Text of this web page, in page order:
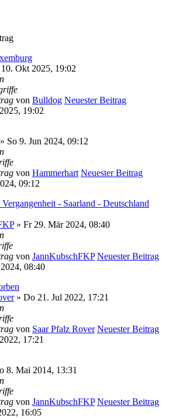
Okt 2025, 19:02
von Bulldog Neuester Beitrag
19:02
» So 9. Jun 2024, 09:12
von Hammerhart Neuester Beitrag
09:12
- Saarland - Deutschland
» Fr 29. Mär 2024, 08:40
von JannKubschFKP Neuester Beitrag
08:40
» Do 21. Jul 2022, 17:21
von Saar Pfalz Rover Neuester Beitrag
17:21
8. Mai 2014, 13:31
von JannKubschFKP Neuester Beitrag
16:05